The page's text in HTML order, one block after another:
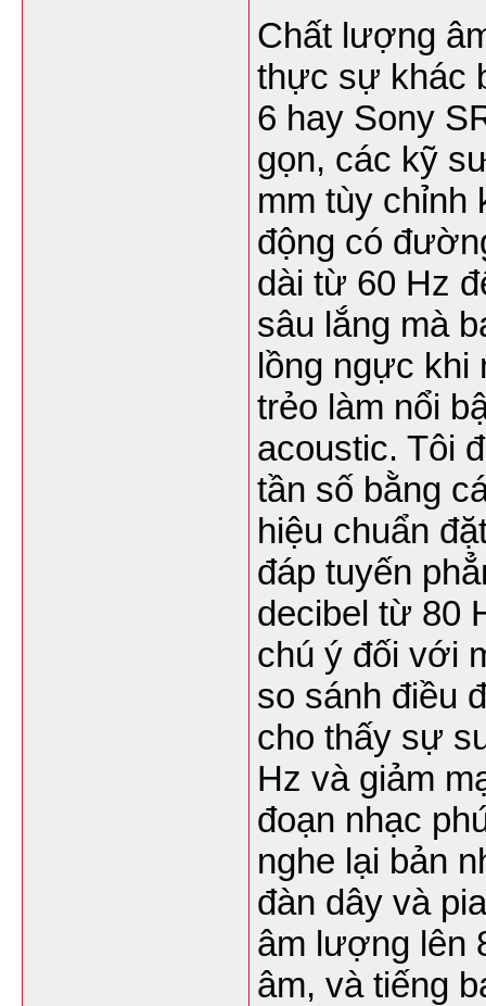
Chất lượng
thực sự khác
6 hay Sony
gọn, các kỹ
mm tùy chỉnh
động có
dài từ 60 Hz
sâu lắng mà
lồng ngực khi
trẻo làm nổi
acoustic. Tôi
tần số bằng
hiệu chuẩn
đáp tuyến
decibel từ 80
chú ý đối với
so sánh điều
cho thấy sự
Hz và giảm
đoạn nhạc
nghe lại bản
đàn dây và
âm lượng lên
âm, và tiếng